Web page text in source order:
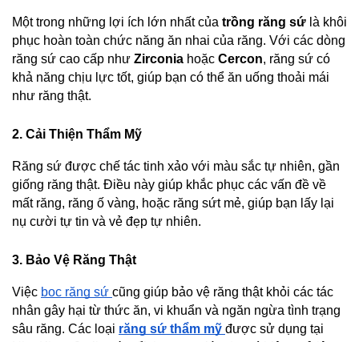
Một trong những lợi ích lớn nhất của trồng răng sứ là khôi
phục hoàn toàn chức năng ăn nhai của răng. Với các dòng
răng sứ cao cấp như Zirconia hoặc Cercon, răng sứ có
khả năng chịu lực tốt, giúp bạn có thể ăn uống thoải mái
như răng thật.
2. Cải Thiện Thẩm Mỹ
Răng sứ được chế tác tinh xảo với màu sắc tự nhiên, gần
giống răng thật. Điều này giúp khắc phục các vấn đề về
mất răng, răng ố vàng, hoặc răng sứt mẻ, giúp bạn lấy lại
nụ cười tự tin và vẻ đẹp tự nhiên.
3. Bảo Vệ Răng Thật
Việc bọc răng sứ cũng giúp bảo vệ răng thật khỏi các tác
nhân gây hại từ thức ăn, vi khuẩn và ngăn ngừa tình trạng
sâu răng. Các loại răng sứ thẩm mỹ được sử dụng tại